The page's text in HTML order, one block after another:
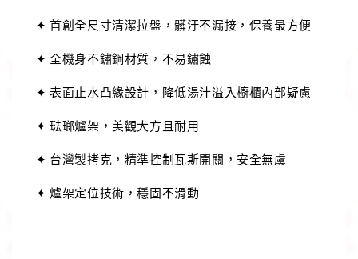
✦ 首創全尺寸清潔拉盤，髒汙不漏接，保養最方便
✦ 全機身不鏽鋼材質，不易鏽蝕
✦ 表面止水凸緣設計，降低湯汁溢入櫥櫃內部疑慮
✦ 琺瑯爐架，美觀大方且耐用
✦ 台灣製拷克，精準控制瓦斯開關，安全無虞
✦ 爐架定位技術，穩固不滑動